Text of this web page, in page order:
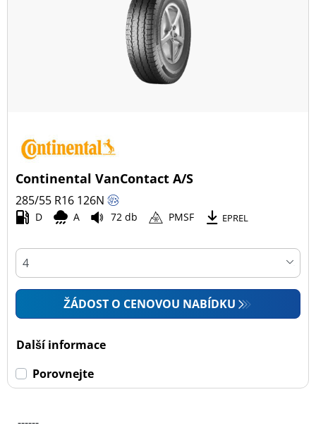
Continental VanContact A/S
285/55 R16 126N
D A 72 db PMSF EPREL
ŽÁDOST O CENOVOU NABÍDKU
Další informace
Porovnejte
------